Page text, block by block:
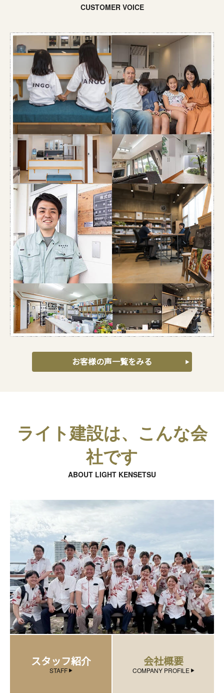
CUSTOMER VOICE
お客様の声一覧をみる
ライト建設は、こんな会
社です
ABOUT LIGHT KENSETSU
スタッフ紹介
STAFF
会社概要
COMPANY PROFILE